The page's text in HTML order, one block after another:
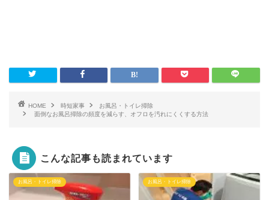
HOME 時短家事
お風呂・トイレ掃除
面倒なお風呂掃除の頻度を減らす、オフロを汚れにくくする方法
こんな記事も読まれています
お風呂・トイレ掃除 お風呂・トイレ掃除